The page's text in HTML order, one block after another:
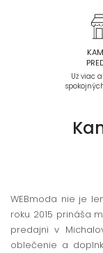
Už viac
WEBmoda nie je
roku 2015 prináša
predajni v
oblečenie a